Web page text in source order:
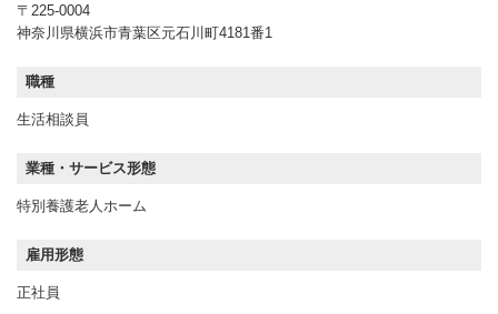
〒225-0004
神奈川県横浜市青葉区元石川町4181番1
職種
生活相談員
業種・サービス形態
特別養護老人ホーム
雇用形態
正社員